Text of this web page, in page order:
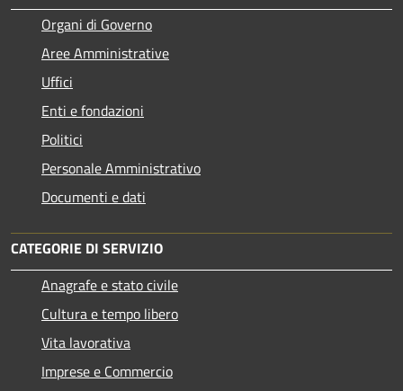
Organi di Governo
Aree Amministrative
Uffici
Enti e fondazioni
Politici
Personale Amministrativo
Documenti e dati
CATEGORIE DI SERVIZIO
Anagrafe e stato civile
Cultura e tempo libero
Vita lavorativa
Imprese e Commercio